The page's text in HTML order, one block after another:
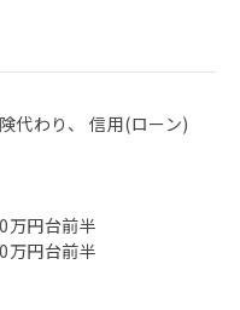
代わり、 信用(ローン)
万円台前半
万円台前半